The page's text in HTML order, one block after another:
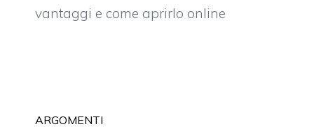
vantaggi e come aprirlo online
ARGOMENTI